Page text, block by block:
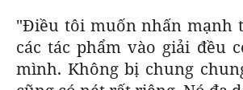
"Điều tôi muốn nhấn mạnh
các tác phẩm vào giải đều
mình. Không bị chung